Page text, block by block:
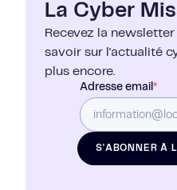
La Cyber
Recevez la
savoir sur l'actualité
plus encore.
Adresse email *
S'ABONNER À